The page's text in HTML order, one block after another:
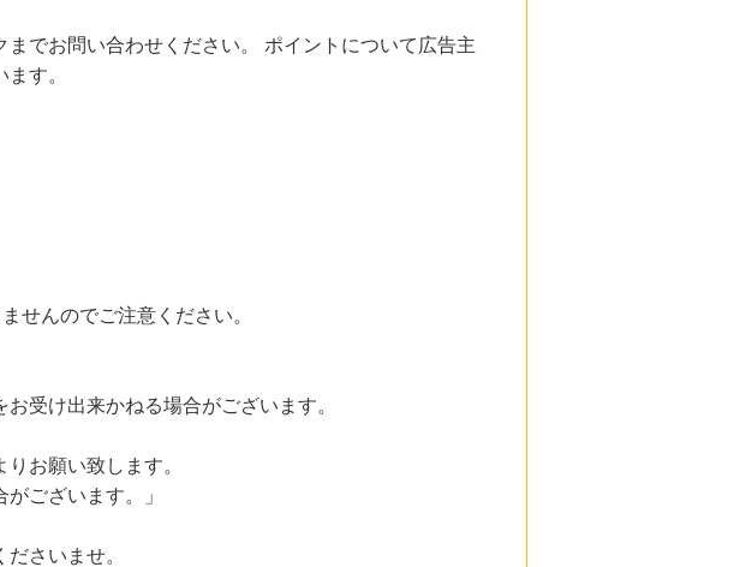
でお問い合わせください。 ポイントについて広告主
す。
せんのでご注意ください。
受け出来かねる場合がございます。
お願い致します。
ございます。」
さいませ。